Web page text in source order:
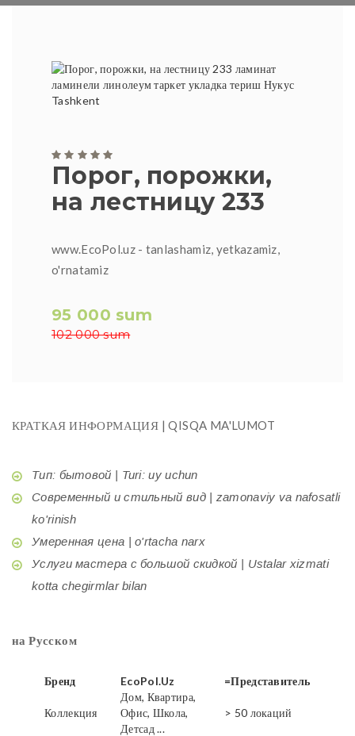
Порог, порожки,
на лестницу 233
www.EcoPol.uz - tanlashamiz, yetkazamiz,
o'rnatamiz
95 000 sum
102 000 sum
КРАТКАЯ ИНФОРМАЦИЯ | QISQA MA'LUMOT
Тип: бытовой | Turi: uy uchun
Современный и стильный вид | zamonaviy va nafosatli
ko'rinish
Умеренная цена | o'rtacha narx
Услуги мастера с большой скидкой | Ustalar xizmati
kotta chegirmlar bilan
на Русском
Бренд EcoPol.Uz =Представитель
Коллекция
Дом, Квартира,
Офис, Школа,
Детсад ...
> 50 локаций